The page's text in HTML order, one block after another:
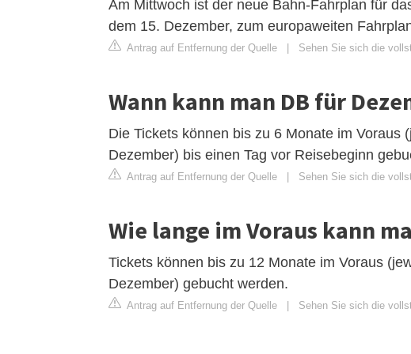
Am Mittwoch ist der neue Bahn-Fahrplan für
dem 15. Dezember, zum europaweiten
Antrag auf Entfernung der Quelle | Sehen Sie sich die
Wann kann man DB für
Die Tickets können bis zu 6 Monate im
Dezember) bis einen Tag vor Reisebeginn
Antrag auf Entfernung der Quelle | Sehen Sie sich die
Wie lange im Voraus kann
Tickets können bis zu 12 Monate im Voraus
Dezember) gebucht werden.
Antrag auf Entfernung der Quelle | Sehen Sie sich die